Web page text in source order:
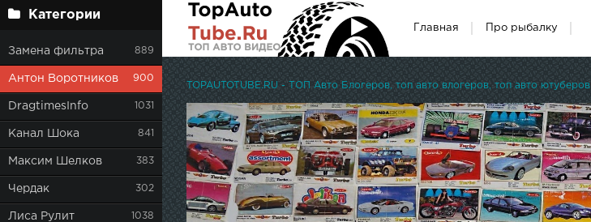
Категории
Замена фильтра 889
Антон Воротников 900
DragtimesInfo 1031
Канал Шока 841
Максим Шелков 383
Чердак 302
Лиса Рулит 1038
Главная Про рыбалку
TOPAUTOTUBE.RU - ТОП Авто Блогеров, топ авто влогеров, топ авто ютуберов